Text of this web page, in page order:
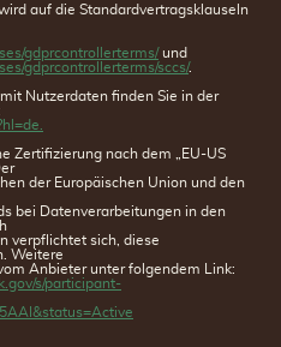
auf die Standardvertragsklauseln
gdprcontrollerterms/und
gdprcontrollerterms/sccs/.
Nutzerdaten finden Sie in der
Zertifizierung nach dem „EU-US
der Europäischen Union und den
bei Datenverarbeitungen in den
verpflichtet sich, diese
Weitere
Anbieter unter folgendem Link:
s/participant-